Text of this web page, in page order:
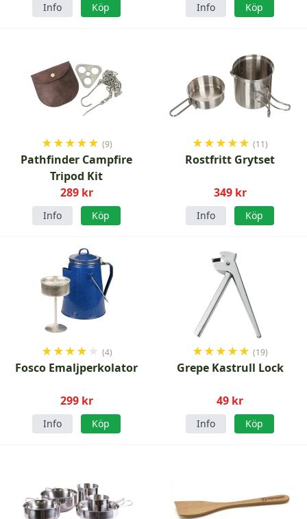
Info Köp Info Köp
★★★★★ (9)
Pathfinder Campfire
Tripod Kit
289 kr
Info Köp
★★★★★ (11)
Rostfritt Grytset
349 kr
Info Köp
★★★★ ★ (4)
Fosco Emaljperkolator
299 kr
Info Köp
★★★★★ (19)
Grepe Kastrull Lock
49 kr
Info Köp